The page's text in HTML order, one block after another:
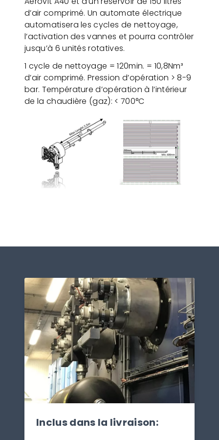
d’air comprimé. Un automate électrique
automatisera les cycles de nettoyage,
l’activation des vannes et pourra contrôler
jusqu’à 6 unités rotatives.
1 cycle de nettoyage = 120min. = 10,8Nm³
d’air comprimé. Pression d’opération > 8-9
bar. Température d’opération à l’intérieur
de la chaudière (gaz): < 700°C
Inclus dans la livraison: